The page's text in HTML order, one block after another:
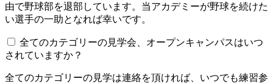
由で野球部を退部しています。当アカデミーが野球を続けた
い選手の一助となれば幸いです。
全てのカテゴリーの見学会、オープンキャンパスはいつ
されていますか？​​​​​
全てのカテゴリーの見学は連絡を頂ければ、いつでも練習参